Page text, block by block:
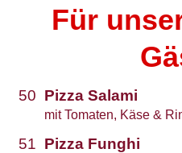
Für
50 Pizza Salami
mit Tomaten, Käse &
51 Pizza Funghi